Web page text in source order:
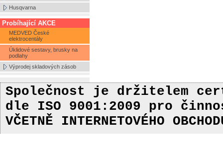
Husqvarna
Probíhající AKCE
MEDVED České
elektrocentály
Úklidové sestavy, brusky na
podlahy
Výprodej skladových zásob
Společnost je držitelem
dle ISO 9001:2009 pro
VČETNĚ INTERNETOVÉHO